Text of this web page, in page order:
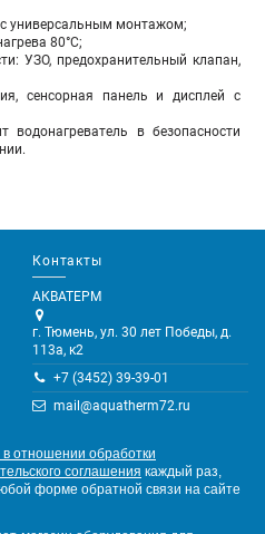
с универсальным монтажом;
80°С;
УЗО, предохранительный клапан,
сенсорная панель и дисплей с
водонагреватель в безопасности
Контакты
АКВАТЕРМ
г. Тюмень, ул. 30 лет Победы, д.
113а, к2
+7 (3452) 39-39-01
mail@aquatherm72.ru
в отношении обработки
соглашения каждый раз,
форме обратной связи на сайте